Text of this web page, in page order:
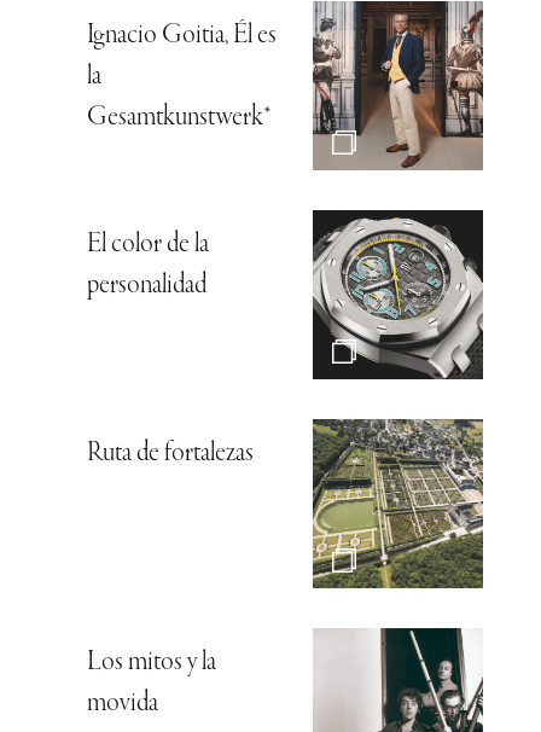
Ignacio Goitia, Él es
la
Gesamtkunstwerk*
El color de la
personalidad
Ruta de fortalezas
Los mitos y la
movida